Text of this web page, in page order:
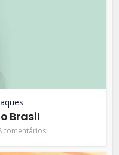
Brasil
comentários